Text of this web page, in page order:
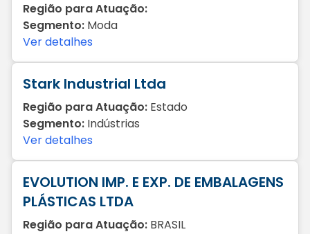
Região para Atuação:
Segmento: Moda
Ver detalhes
Stark Industrial Ltda
Região para Atuação: Estado
Segmento: Indústrias
Ver detalhes
EVOLUTION IMP. E EXP. DE EMBALAGENS
PLÁSTICAS LTDA
Região para Atuação: BRASIL